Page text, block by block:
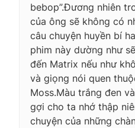
bebop”.Đương nhiên
của ông sẽ không có
câu chuyện huyền bí
phim này dường như
đến Matrix nếu như
và giọng nói quen
Moss.Màu trắng đen
gợi cho ta nhớ thập
chuyện của những